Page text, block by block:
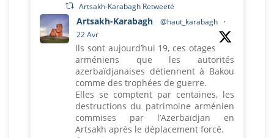
Artsakh-Karabagh Retweeté
Artsakh-Karabagh @haut_karabagh
·
22 Avr
Ils sont aujourd’hui 19, ces otages
arméniens que les autorités
azerbaïdjanaises détiennent à Bakou
comme des trophées de guerre.
Elles se comptent par centaines, les
destructions du patrimoine arménien
commises par l’Azerbaïdjan en
Artsakh après le déplacement forcé.